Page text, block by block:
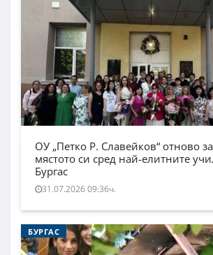
ОУ „Петко Р. Славейков“ отново
мястото си сред най-елитните
Бургас
31.07.2026 09:36ч.
БУРГАС